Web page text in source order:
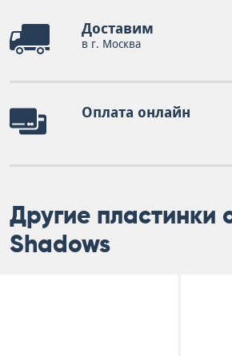
Доставим
в г. Москва
Оплата онлайн
Другие пластинки
Shadows